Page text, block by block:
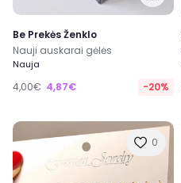
Be Prekės Ženklo
Nauji auskarai gėlės
Nauja
4,00€ 4,87€ -20%
0